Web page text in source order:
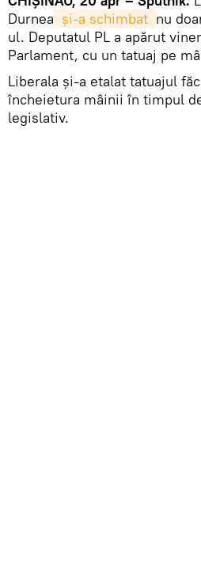
Durnea și-a schimbat nu
ul. Deputatul PL a apărut
Parlament, cu un tatuaj pe
Liberala și-a etalat tatuajul
încheietura mâinii în timpul
legislativ.